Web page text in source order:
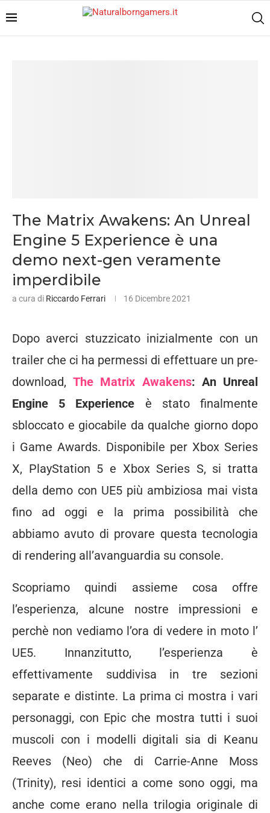
The Matrix Awakens: An Unreal
Engine 5 Experience è una
demo next-gen veramente
imperdibile
a cura di Riccardo Ferrari 16 Dicembre 2021
Dopo averci stuzzicato inizialmente con un
trailer che ci ha permessi di effettuare un pre-
download, The Matrix Awakens: An Unreal
Engine 5 Experience è stato finalmente
sbloccato e giocabile da qualche giorno dopo
i Game Awards. Disponibile per Xbox Series
X, PlayStation 5 e Xbox Series S, si tratta
della demo con UE5 più ambiziosa mai vista
fino ad oggi e la prima possibilità che
abbiamo avuto di provare questa tecnologia
di rendering all’avanguardia su console.
Scopriamo quindi assieme cosa offre
l’esperienza, alcune nostre impressioni e
perchè non vediamo l’ora di vedere in moto l’
UE5. Innanzitutto, l’esperienza è
effettivamente suddivisa in tre sezioni
separate e distinte. La prima ci mostra i vari
personaggi, con Epic che mostra tutti i suoi
muscoli con i modelli digitali sia di Keanu
Reeves (Neo) che di Carrie-Anne Moss
(Trinity), resi identici a come sono oggi, ma
anche come erano nella trilogia originale di